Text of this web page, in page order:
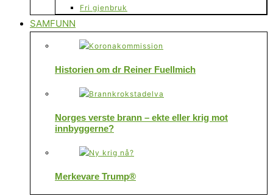
Fri gjenbruk
SAMFUNN
Historien om dr Reiner Fuellmich
Norges verste brann – ekte eller krig mot
innbyggerne?
Merkevare Trump®